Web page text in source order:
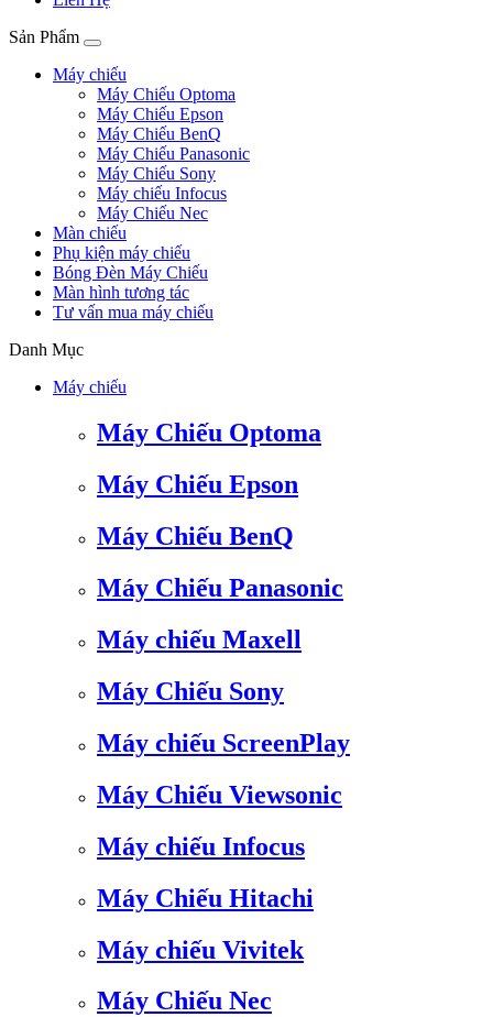
Sản Phẩm
Máy chiếu
Máy Chiếu Optoma
Máy Chiếu Epson
Máy Chiếu BenQ
Máy Chiếu Panasonic
Máy Chiếu Sony
Máy chiếu Infocus
Máy Chiếu Nec
Màn chiếu
Phụ kiện máy chiếu
Bóng Đèn Máy Chiếu
Màn hình tương tác
Tư vấn mua máy chiếu
Danh Mục
Máy chiếu
Máy Chiếu Optoma
Máy Chiếu Epson
Máy Chiếu BenQ
Máy Chiếu Panasonic
Máy chiếu Maxell
Máy Chiếu Sony
Máy chiếu ScreenPlay
Máy Chiếu Viewsonic
Máy chiếu Infocus
Máy Chiếu Hitachi
Máy chiếu Vivitek
Máy Chiếu Nec